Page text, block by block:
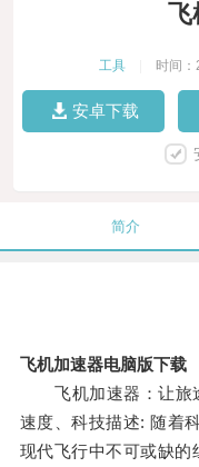
工具 时间
安卓下载
简介
飞机加速器电脑版下载
飞机加速器：让旅途
速度、科技描述: 随着
现代飞行中不可或缺的